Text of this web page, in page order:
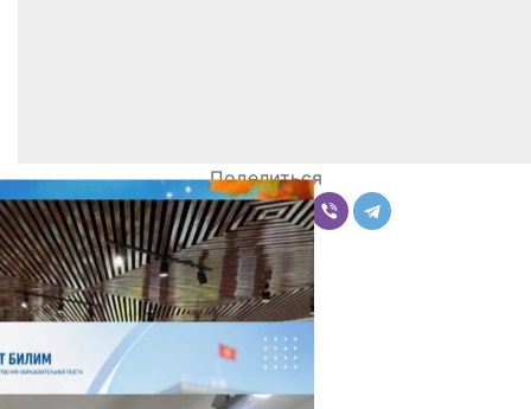
Поделиться
Комментарии
Последние новости
НЕДЕЛЯ В ОБЗОРЕ
07.08.2026